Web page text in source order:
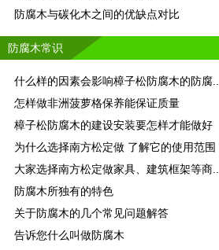
防腐木与碳化木之间的优缺点对比
防腐木常识
什么样的因素会影响樟子松防腐木的防腐..
怎样做非洲菠萝格保养能保证质量
樟子松防腐木的建设安装要怎样才能做好
为什么选择南方松定做 了解它的使用范围
大家选择南方松定做家具、建筑框架等商..
防腐木所独有的特色
关于防腐木的几个常见问题解答
告诉您什么叫做防腐木